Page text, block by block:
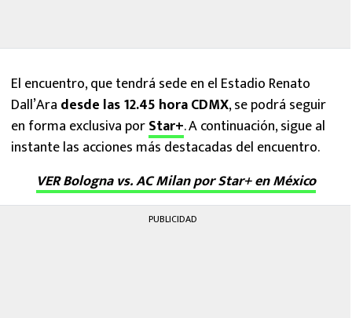
El encuentro, que tendrá sede en el Estadio Renato
Dall’Ara desde las 12.45 hora CDMX, se podrá seguir
en forma exclusiva porStar+. A continuación, sigue al
instante las acciones más destacadas del encuentro.
VER Bologna vs. AC Milan por Star+ en México
PUBLICIDAD